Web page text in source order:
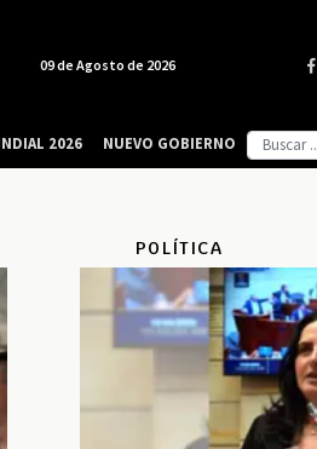
POLÍTICA
09 de Agosto de 2026
2026 NUEVO GOBIERNO